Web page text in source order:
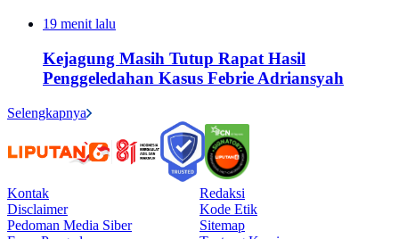
19 menit lalu
Kejagung Masih Tutup Rapat Hasil
Penggeledahan Kasus Febrie Adriansyah
Selengkapnya
Kontak
Redaksi
Disclaimer
Kode Etik
Pedoman Media Siber
Sitemap